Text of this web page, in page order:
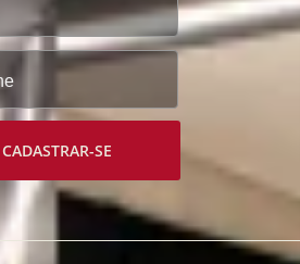
CADASTRAR-SE